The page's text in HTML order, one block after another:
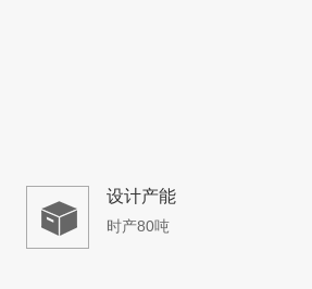
设计产能
时产80吨